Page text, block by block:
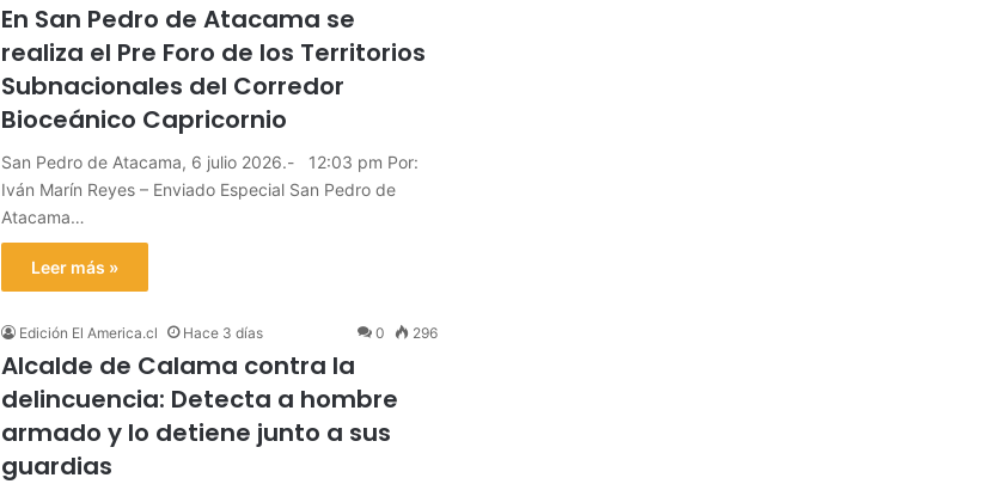
En San Pedro de Atacama se
realiza el Pre Foro de los Territorios
Subnacionales del Corredor
Bioceánico Capricornio
San Pedro de Atacama, 6 julio 2026.- 12:03 pm Por:
Iván Marín Reyes – Enviado Especial San Pedro de
Atacama…
Leer más »
Edición El America.cl Hace 3 días 0 296
Alcalde de Calama contra la
delincuencia: Detecta a hombre
armado y lo detiene junto a sus
guardias